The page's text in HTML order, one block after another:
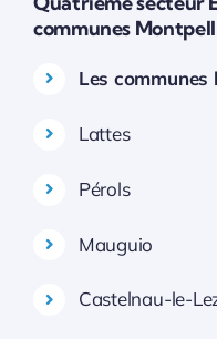
communes
Les
Lattes
Pérols
Mauguio
Castelnau-le-